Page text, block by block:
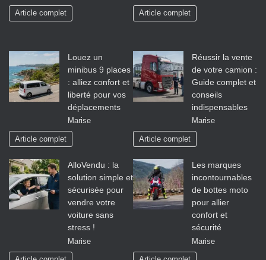
Article complet Article complet
Louez un
minibus 9 places
: alliez confort et
liberté pour vos
déplacements
Marise
Article complet
Réussir la vente
de votre camion :
Guide complet et
conseils
indispensables
Marise
Article complet
AlloVendu : la
solution simple et
sécurisée pour
vendre votre
voiture sans
stress !
Marise
Les marques
incontournables
de bottes moto
pour allier
confort et
sécurité
Marise